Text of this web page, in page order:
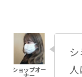
人